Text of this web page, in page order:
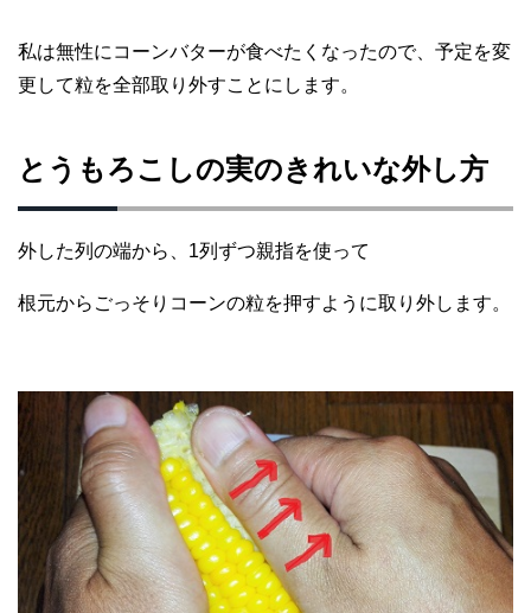
私は無性にコーンバターが食べたくなったので、予定を変
更して粒を全部取り外すことにします。
とうもろこしの実のきれいな外し方
外した列の端から、1列ずつ親指を使って
根元からごっそりコーンの粒を押すように取り外します。